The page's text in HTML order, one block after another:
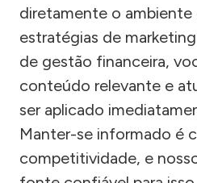
diretamente o ambiente
estratégias de
de gestão financeira,
conteúdo relevante e
ser aplicado
Manter-se informado é
competitividade, e